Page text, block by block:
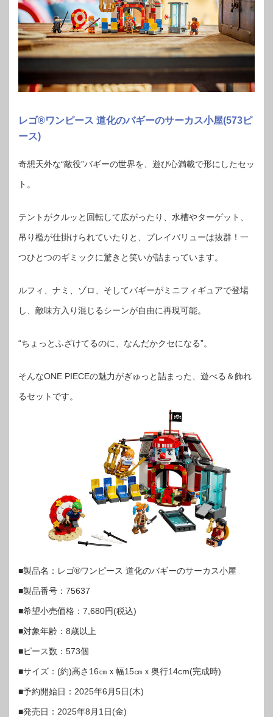
レゴ®ワンピース 道化のバギーのサーカス小屋(573ピ
ース)
奇想天外な“敵役”バギーの世界を、遊び心満載で形にしたセッ
ト。
テントがクルッと回転して広がったり、水槽やターゲット、
吊り檻が仕掛けられていたりと、プレイバリューは抜群！一
つひとつのギミックに驚きと笑いが詰まっています。
ルフィ、ナミ、ゾロ、そしてバギーがミニフィギュアで登場
し、敵味方入り混じるシーンが自由に再現可能。
“ちょっとふざけてるのに、なんだかクセになる”。
そんなONE PIECEの魅力がぎゅっと詰まった、遊べる＆飾れ
るセットです。
■製品名：レゴ®ワンピース 道化のバギーのサーカス小屋
■製品番号：75637
■希望小売価格：7,680円(税込)
■対象年齢：8歳以上
■ピース数：573個
■サイズ：(約)高さ16㎝ｘ幅15㎝ｘ奥行14cm(完成時)
■予約開始日：2025年6月5日(木)
■発売日：2025年8月1日(金)